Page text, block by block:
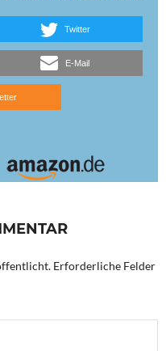
Twitter
E-Mail
Erforderliche Felder